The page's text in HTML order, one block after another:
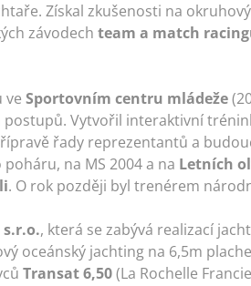
Získal zkušenosti na
závodech team a match
ve Sportovním centru mládeže
Vytvořil interaktivní
řady reprezentantů a
na MS 2004 a na Letních
. O rok později byl trenérem
s.r.o., která se zabývá realizací
oceánský jachting na 6,5m
Transat 6,50(La Rochelle